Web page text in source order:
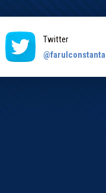
Twitter
@farulconstanta